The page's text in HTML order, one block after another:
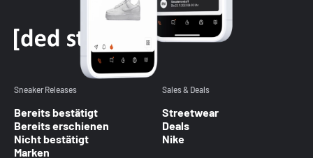
Sneaker Releases
Bereits bestätigt
Bereits erschienen
Nicht bestätigt
Marken
Sales & Deals
Streetwear
Deals
Nike